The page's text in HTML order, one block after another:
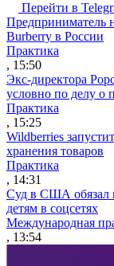
Перейти в
Предприниматель
Burberry в России
Практика
, 15:50
Экс-директора
условно по делу о
Практика
, 15:25
Wildberries
хранения товаров
Практика
, 14:31
Суд в США обязал
детям в соцсетях
Международная
, 13:54